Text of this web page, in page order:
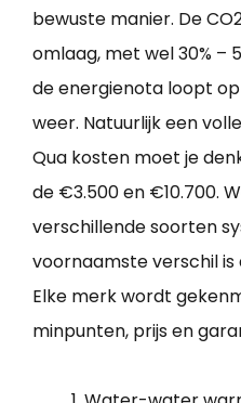
bewuste manier. De
omlaag, met wel 30% –
de energienota loopt
weer. Natuurlijk een
Qua kosten moet je
de €3.500 en €10.700.
verschillende soorten
voornaamste verschil is
Elke merk wordt
minpunten, prijs en